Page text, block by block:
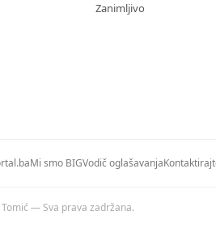
Zanimljivo
Mi smo BIGVodič oglašavanja
— Sva prava zadržana.